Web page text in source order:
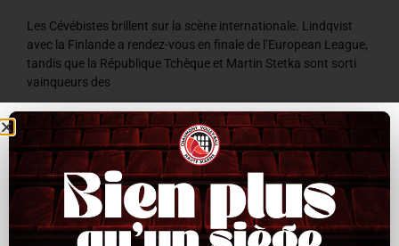
Les Cévébistes brillent sur la scène internationale. Lindqvist
avec la Finlande a rendez-vous en finale de l’European League,
tandis que la République Tchèque et Martin Stetka sont sorti
vainqueurs des
LIRE LA SUITE »
8 juillet 2026 9 h 59 min